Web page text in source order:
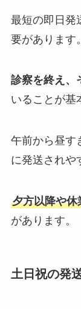
最短の即日発
要があります。
診察を終え、
いることが基
午前から昼す
に発送されや
夕方以降や休
があります。
土日祝の発